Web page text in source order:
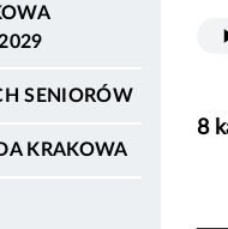
SENIORÓW
KRAKOWA
8